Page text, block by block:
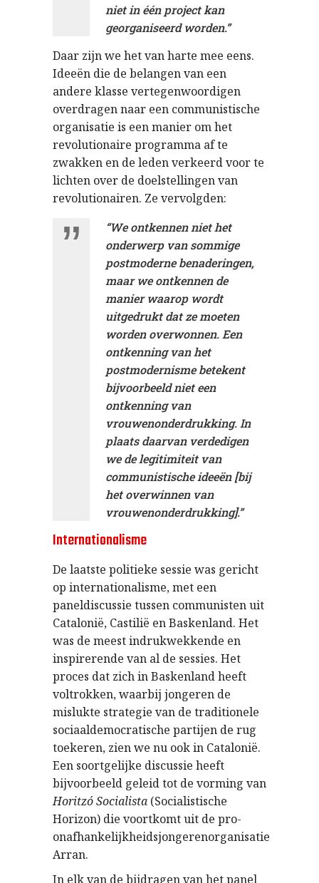
niet in één project kan
georganiseerd worden.”
Daar zijn we het van harte mee eens.
Ideeën die de belangen van een
andere klasse vertegenwoordigen
overdragen naar een communistische
organisatie is een manier om het
revolutionaire programma af te
zwakken en de leden verkeerd voor te
lichten over de doelstellingen van
revolutionairen. Ze vervolgden:
“We ontkennen niet het
onderwerp van sommige
postmoderne benaderingen,
maar we ontkennen de
manier waarop wordt
uitgedrukt dat ze moeten
worden overwonnen. Een
ontkenning van het
postmodernisme betekent
bijvoorbeeld niet een
ontkenning van
vrouwenonderdrukking. In
plaats daarvan verdedigen
we de legitimiteit van
communistische ideeën [bij
het overwinnen van
vrouwenonderdrukking].”
Internationalisme
De laatste politieke sessie was gericht
op internationalisme, met een
paneldiscussie tussen communisten uit
Catalonië, Castilië en Baskenland. Het
was de meest indrukwekkende en
inspirerende van al de sessies. Het
proces dat zich in Baskenland heeft
voltrokken, waarbij jongeren de
mislukte strategie van de traditionele
sociaaldemocratische partijen de rug
toekeren, zien we nu ook in Catalonië.
Een soortgelijke discussie heeft
bijvoorbeeld geleid tot de vorming van
Horitzó Socialista (Socialistische
Horizon) die voortkomt uit de pro-
onafhankelijkheidsjongerenorganisatie
Arran.
In elk van de bijdragen van het panel